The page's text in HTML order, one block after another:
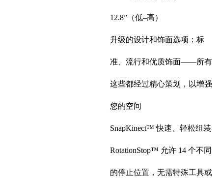
12.8”（低–高）
升级的设计和饰面选项：标
准、流行和优质饰面——所有
这些都经过精心策划，以增强
您的空间
SnapKinect™ 快速、轻松组装
RotationStop™ 允许 14 个不同
的停止位置，无需特殊工具或